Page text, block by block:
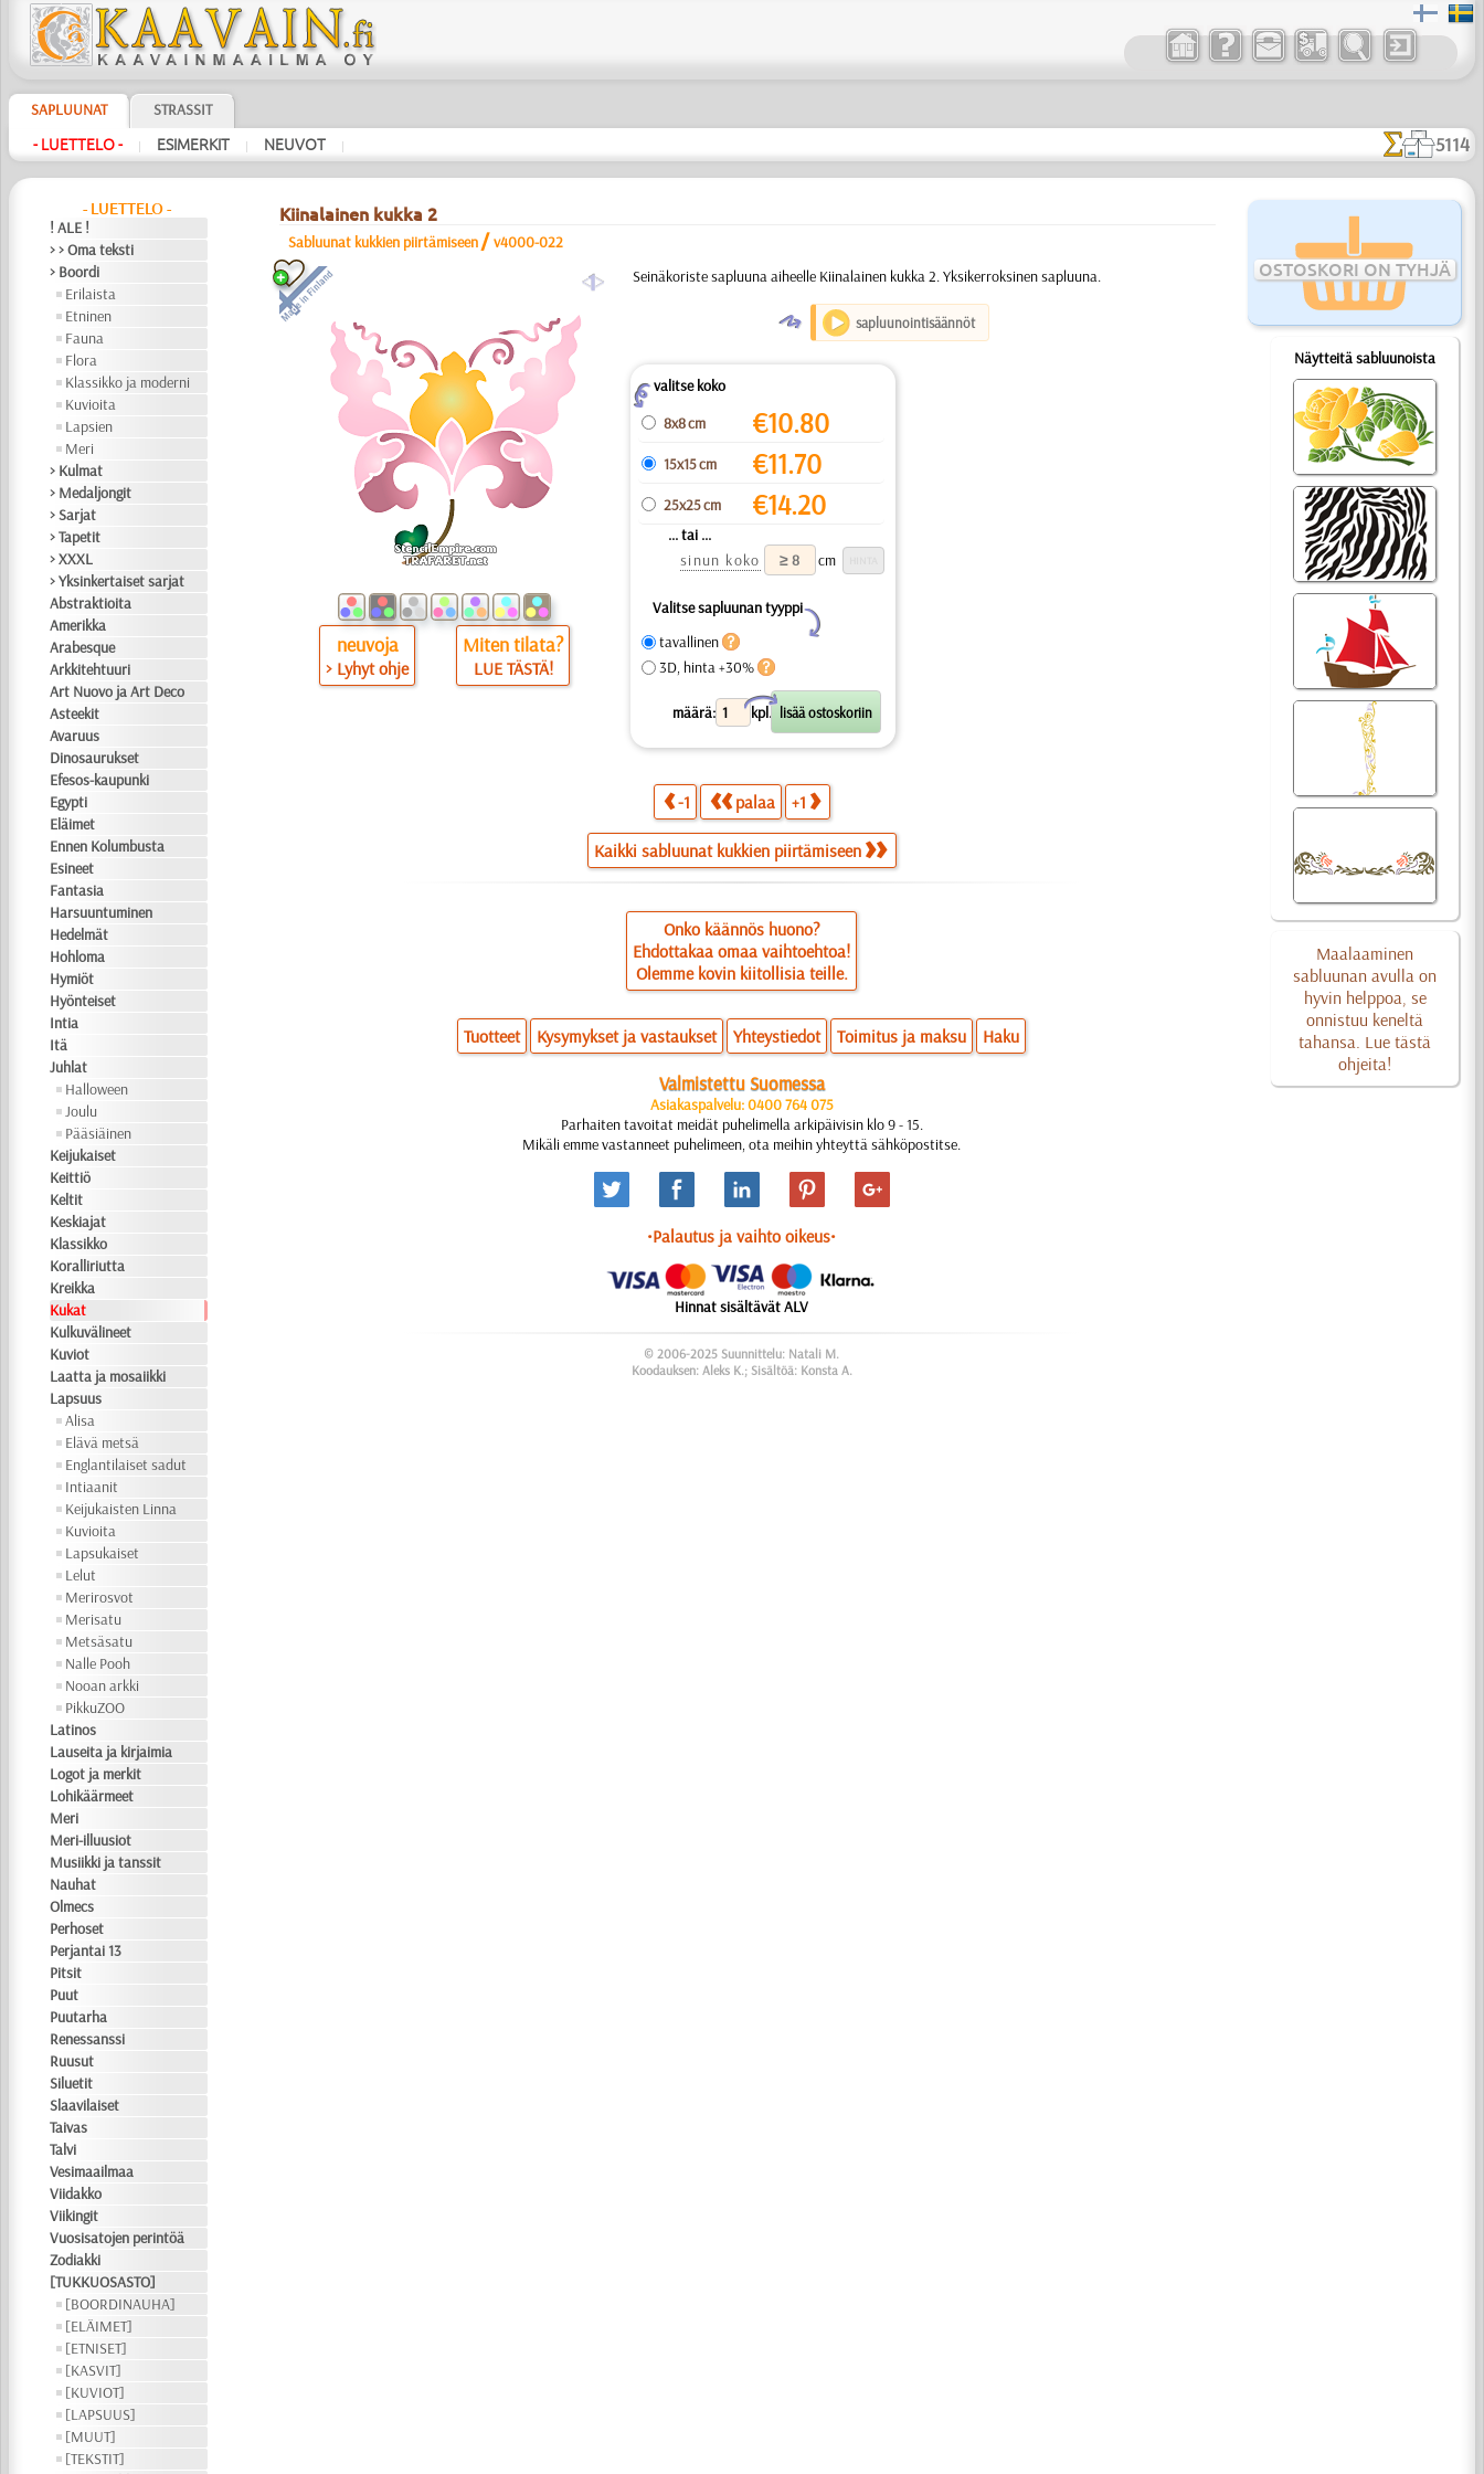
SAPLUUNAT STRASSIT
- LUETTELO - | ESIMERKIT | NEUVOT | 5114
- LUETTELO -
! ALE !
> > Oma teksti
> Boordi
Erilaista
Etninen
Fauna
Flora
Klassikko ja moderni
Kuvioita
Lapsien
Meri
> Kulmat
> Medaljongit
> Sarjat
> Tapetit
> XXXL
> Yksinkertaiset sarjat
Abstraktioita
Amerikka
Arabesque
Arkkitehtuuri
Art Nuovo ja Art Deco
Asteekit
Avaruus
Dinosaurukset
Efesos-kaupunki
Egypti
Eläimet
Ennen Kolumbusta
Esineet
Fantasia
Harsuuntuminen
Hedelmät
Hohloma
Hymiöt
Hyönteiset
Intia
Itä
Juhlat
Halloween
Joulu
Pääsiäinen
Keijukaiset
Keittiö
Keltit
Keskiajat
Klassikko
Koralliriutta
Kreikka
Kukat
Kulkuvälineet
Kuviot
Laatta ja mosaiikki
Lapsuus
Alisa
Elävä metsä
Englantilaiset sadut
Intiaanit
Keijukaisten Linna
Kuvioita
Lapsukaiset
Lelut
Merirosvot
Merisatu
Metsäsatu
Nalle Pooh
Nooan arkki
PikkuZOO
Latinos
Lauseita ja kirjaimia
Logot ja merkit
Lohikäärmeet
Meri
Meri-illuusiot
Musiikki ja tanssit
Nauhat
Olmecs
Perhoset
Perjantai 13
Pitsit
Puut
Puutarha
Renessanssi
Ruusut
Siluetit
Slaavilaiset
Taivas
Talvi
Vesimaailmaa
Viidakko
Viikingit
Vuosisatojen perintöä
Zodiakki
[TUKKUOSASTO]
[BOORDINAUHA]
[ELÄIMET]
[ETNISET]
[KASVIT]
[KUVIOT]
[LAPSUUS]
[MUUT]
[TEKSTIT]
OSTOSKORI ON TYHJÄ
Näytteitä sabluunoista
Maalaaminen
sabluunan avulla on
hyvin helppoa, se
onnistuu keneltä
tahansa. Lue tästä
ohjeita!
Kiinalainen kukka 2
Sabluunat kukkien piirtämiseen /v4000-022
a
neuvoja
> Lyhyt ohje
Miten tilata?
LUE TÄSTÄ!
Seinäkoriste sapluuna aiheelle Kiinalainen kukka 2. Yksikerroksinen sapluuna.
O sapluunointisäännöt
Zvalitse koko
8x8 cm
€10.80
15x15 cm €11.70
25x25 cm €14.20
... tai ...
sinun koko
cm
Valitse sapluunan tyyppi
Y
tavallinen
3D, hinta +30%
määrä: kpl.
X
-1 palaa +1
Kaikki sabluunat kukkien piirtämiseen
Onko käännös huono?
Ehdottakaa omaa vaihtoehtoa!
Olemme kovin kiitollisia teille.
Tuotteet Kysymykset ja vastaukset Yhteystiedot Toimitus ja maksu Haku
Valmistettu Suomessa
Asiakaspalvelu: 0400 764 075
Parhaiten tavoitat meidät puhelimella arkipäivisin klo 9 - 15.
Mikäli emme vastanneet puhelimeen, ota meihin yhteyttä sähköpostitse.
•Palautus ja vaihto oikeus•
Hinnat sisältävät ALV
© 2006-2025 Suunnittelu: Natali M.
Koodauksen: Aleks K.; Sisältöä: Konsta A.